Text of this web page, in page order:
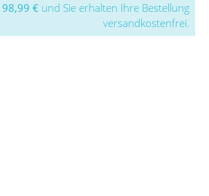
98,99 € und Sie erhalten Ihre Bestellung
versandkostenfrei.